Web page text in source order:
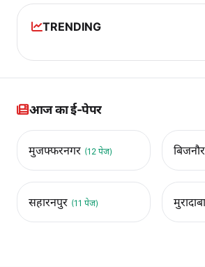
TRENDING
आज का ई-पेपर
मुजफ्फरनगर (12 पेज) बिजनौर
सहारनपुर (11 पेज)